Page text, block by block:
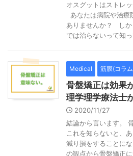
オスグットはストレ
あなたは病院や治療
ありませんか？ しか
では治らないって知
Medical 筋膜(コラム
骨盤矯正は効果
理学理学療法士
2020/11/27
結論から言います。
これを知らないと、
減り損をすることに
の観点から骨盤矯正